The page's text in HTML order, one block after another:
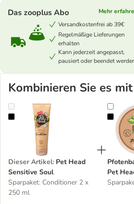
Das zooplus Abo
Mehr
Versandkostenfrei ab 39€
Regelmäßige Lieferungen
erhalten
Kann jederzeit angepasst,
pausiert oder beendet
Kombinieren Sie es mit
Pet Head Sensitive Soul
Dieser Artikel: Pet Head
Sensitive Soul
Sparpaket: Conditioner 2 x
250 ml
Pet
Butter